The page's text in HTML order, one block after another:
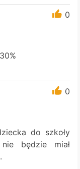
0
0
do szkoły
będzie miał